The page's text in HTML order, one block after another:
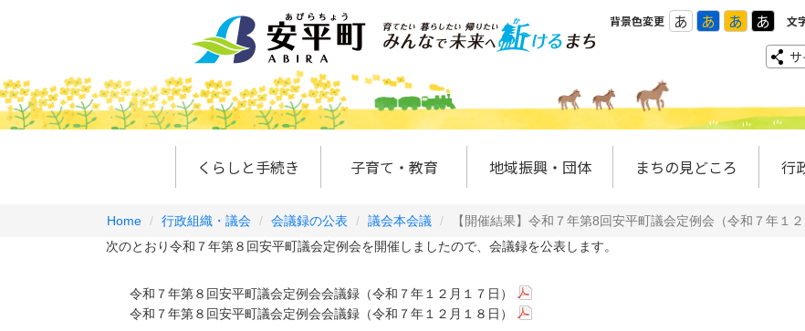
背景色変更 あ あ あ あ 文
くらしと手続き 子育て・教育 地域振興・団体 まちの見どころ 行
Home 行政組織・議会 会議録の公表 議会本会議
【開催結果】令和７年第8回安平町議会定例会（令和７年１
次のとおり令和７年第８回安平町議会定例会を開催しましたので、会議録を公表します。
令和７年第８回安平町議会定例会会議録（令和７年１２月１７日）
令和７年第８回安平町議会定例会会議録（令和７年１２月１８日）